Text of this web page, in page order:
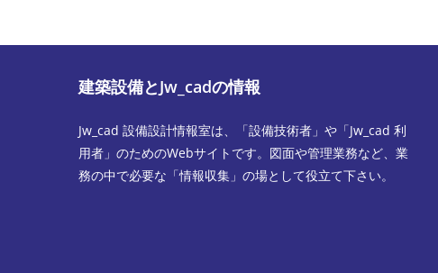
コ
メ
建築設備とJw_cadの情報
Jw_cad 設備設計情報室は、「設備技術者」や「Jw_cad 利
用者」のためのWebサイトです。図面や管理業務など、業
務の中で必要な「情報収集」の場として役立て下さい。